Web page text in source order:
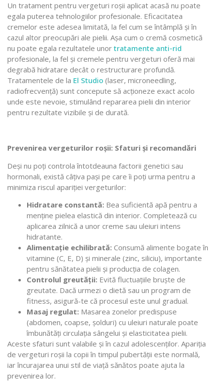
Un tratament pentru vergeturi roșii aplicat acasă nu poate
egala puterea tehnologiilor profesionale. Eficacitatea
cremelor este adesea limitată, la fel cum se întâmplă și în
cazul altor preocupări ale pielii. Așa cum o cremă cosmetică
nu poate egala rezultatele unor tratamente anti-rid
profesionale, la fel și cremele pentru vergeturi oferă mai
degrabă hidratare decât o restructurare profundă.
Tratamentele de la El Studio (laser, microneedling,
radiofrecvență) sunt concepute să acționeze exact acolo
unde este nevoie, stimulând repararea pielii din interior
pentru rezultate vizibile și de durată.
Prevenirea vergeturilor roșii: Sfaturi și recomandări
Deși nu poți controla întotdeauna factorii genetici sau
hormonali, există câțiva pași pe care îi poți urma pentru a
minimiza riscul apariției vergeturilor:
Hidratare constantă: Bea suficientă apă pentru a
menține pielea elastică din interior. Completează cu
aplicarea zilnică a unor creme sau uleiuri intens
hidratante.
Alimentație echilibrată: Consumă alimente bogate în
vitamine (C, E, D) și minerale (zinc, siliciu), importante
pentru sănătatea pielii și producția de colagen.
Controlul greutății: Evită fluctuațiile bruște de
greutate. Dacă urmezi o dietă sau un program de
fitness, asigură-te că procesul este unul gradual.
Masaj regulat: Masarea zonelor predispuse
(abdomen, coapse, șolduri) cu uleiuri naturale poate
îmbunătăți circulația sângelui și elasticitatea pielii.
Aceste sfaturi sunt valabile și în cazul adolescenților. Apariția
de vergeturi roșii la copii în timpul pubertății este normală,
iar încurajarea unui stil de viață sănătos poate ajuta la
prevenirea lor.